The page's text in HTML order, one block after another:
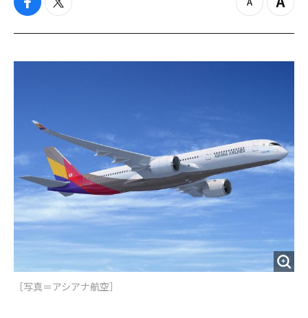
f
c
b
t
i
t
z
o
o
Z
o
i
［写真＝アシアナ航空］